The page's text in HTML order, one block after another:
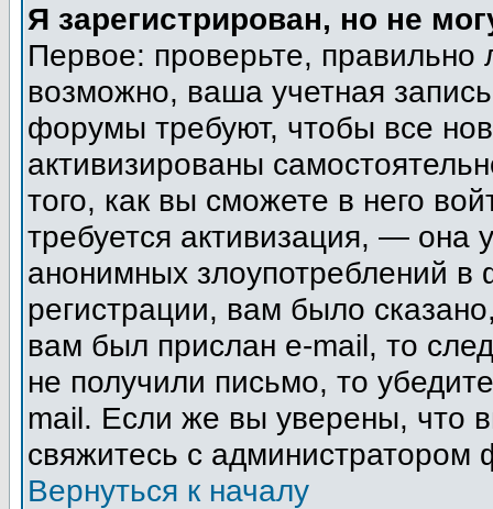
Я зарегистрирован, но не
Первое: проверьте,
возможно, ваша учетная
форумы требуют, чтобы все
активизированы
того, как вы сможете в него
требуется активизация, — она
анонимных злоупотреблений
регистрации, вам было
вам был прислан e-mail, то
не получили письмо, то
mail. Если же вы уверены, что
свяжитесь с администратором
Вернуться к началу